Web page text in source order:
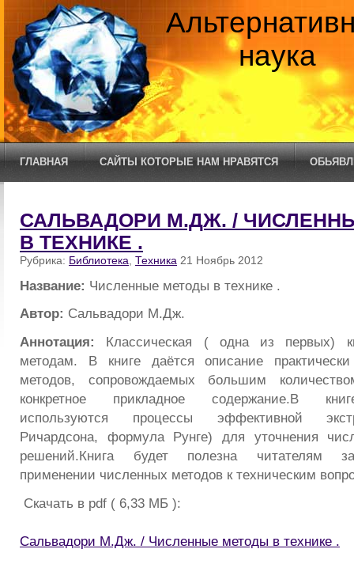
наука
ГЛАВНАЯ САЙТЫ КОТОРЫЕ НАМ НРАВЯТСЯ
САЛЬВАДОРИ М.ДЖ. /
В ТЕХНИКЕ .
Рубрика: Библиотека Техника 21 Ноябрь 2012
Название: Численные методы в технике .
Автор: Сальвадори М.Дж.
Аннотация: Классическая ( одна из первых)
методам. В книге даётся описание
методов, сопровождаемых большим
конкретное прикладное содержание.В
используются процессы эффективной
Ричардсона, формула Рунге) для уточнения
решений.Книга будет полезна читателям
применении численных методов к техническим
Скачать в pdf ( 6,33 МБ ):
Сальвадори М.Дж. / Численные методы в технике .